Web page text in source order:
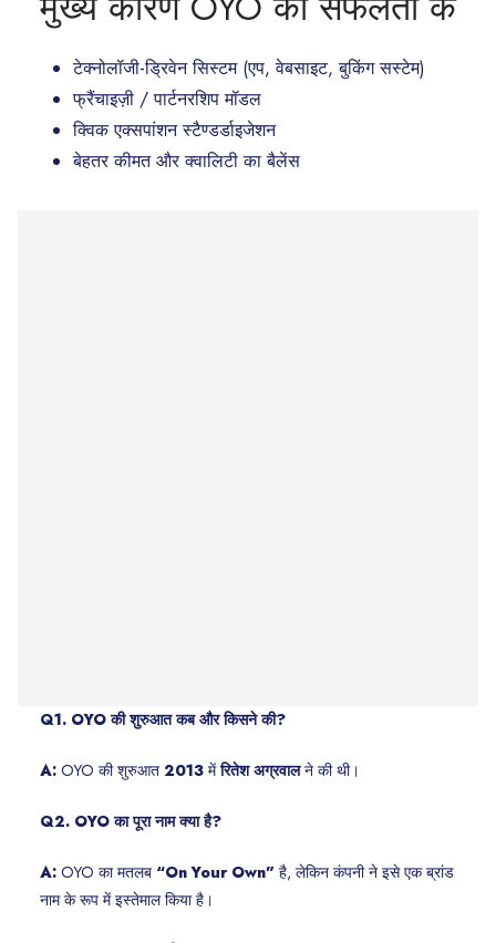
टेक्नोलॉजी-ड्रिवेन सिस्टम (एप, वेबसाइट, बुकिंग सस्टेम)
फ्रैंचाइज़ी / पार्टनरशिप मॉडल
क्विक एक्सपांशन स्टैण्डर्डाइजेशन
बेहतर कीमत और क्वालिटी का बैलेंस
Q1. OYO की शुरुआत कब और किसने की?
A: OYO की शुरुआत 2013 मेंरितेश अग्रवालने की थी।
Q2. OYO का पूरा नाम क्या है?
A: OYO का मतलब “On Your Own” है, लेकिन कंपनी ने इसे एक ब्रांड
नाम के रूप में इस्तेमाल किया है।